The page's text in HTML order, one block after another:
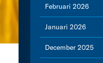
Februari 2026
Januari 2026
December 2025